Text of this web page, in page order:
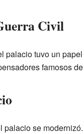
Civil
palacio tuvo un
famosos
se